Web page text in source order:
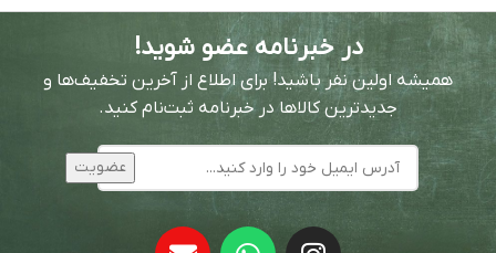
در خبرنامه عضو شوید!
همیشه اولین نفر باشید! برای اطلاع از آخرین تخفیف‌ها و
جدیدترین کالاها در خبرنامه ثبت‌نام کنید.